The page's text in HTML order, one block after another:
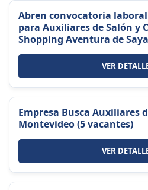
Abren convocatoria
para Auxiliares de Salón y
Shopping Aventura de
VER
Empresa Busca Auxiliares
Montevideo (5 vacantes)
VER